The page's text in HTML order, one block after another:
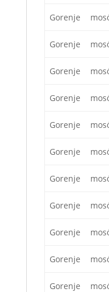
Gorenje
Gorenje
Gorenje
Gorenje
Gorenje
Gorenje
Gorenje
Gorenje
Gorenje
Gorenje
Gorenje